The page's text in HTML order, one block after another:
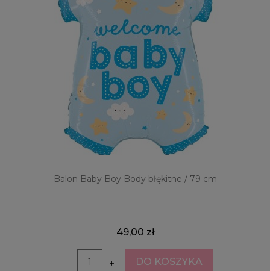
Balon Baby Boy Body błękitne / 79 cm
49,00 zł
- + DO KOSZYKA